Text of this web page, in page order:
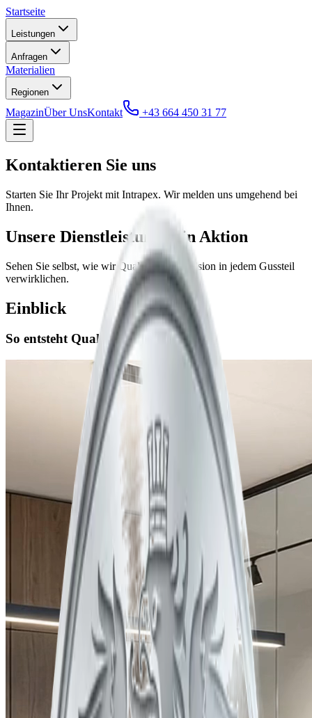
Startseite
Leistungen
Anfragen
Materialien
Regionen
MagazinÜber UnsKontakt +43 664 450 31 77
Kontaktieren Sie uns
Starten Sie Ihr Projekt mit Intrapex. Wir melden uns umgehend bei
Ihnen.
Unsere Dienstleistungen in Aktion
Sehen Sie selbst, wie wir Qualität und Präzision in jedem Gussteil
verwirklichen.
Einblick
So entsteht Qualität.